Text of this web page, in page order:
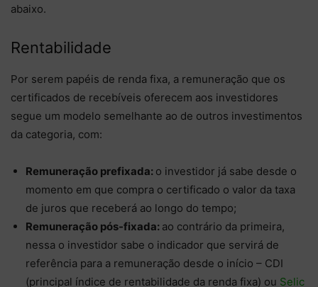
abaixo.
Rentabilidade
Por serem papéis de renda fixa, a remuneração que os
certificados de recebíveis oferecem aos investidores
segue um modelo semelhante ao de outros investimentos
da categoria, com:
Remuneração prefixada: o investidor já sabe desde o
momento em que compra o certificado o valor da taxa
de juros que receberá ao longo do tempo;
Remuneração pós-fixada: ao contrário da primeira,
nessa o investidor sabe o indicador que servirá de
referência para a remuneração desde o início – CDI
(principal índice de rentabilidade da renda fixa) ou Selic